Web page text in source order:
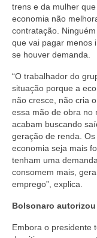
trens e da mulher
economia não
contratação.
que vai pagar menos
se houver demanda.
“O trabalhador do
situação porque a
não cresce, não cria
essa mão de obra no
acabam buscando
geração de renda.
economia seja mais
tenham uma
consomem mais,
emprego”, explica.
Bolsonaro autorizou
Embora o presidente